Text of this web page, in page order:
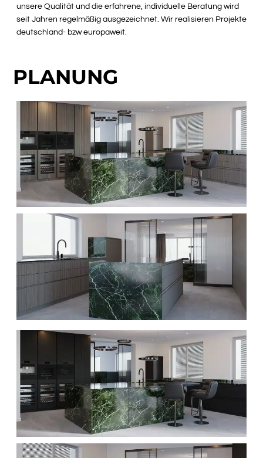
unsere Qualität und die erfahrene, individuelle Beratung wird
seit Jahren regelmäßig ausgezeichnet. Wir realisieren Projekte
deutschland- bzw europaweit.
PLANUNG